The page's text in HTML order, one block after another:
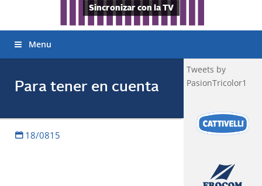
Sincronizar con la TV
Menu
Para tener en cuenta
18/0815
Tweets by
PasionTricolor1